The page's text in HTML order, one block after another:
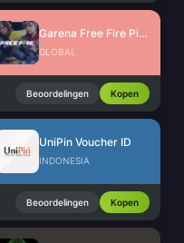
Garena Free Fire Pins Global
GLOBAL
Beoordelingen Kopen
UniPin Voucher ID
INDONESIA
Beoordelingen Kopen